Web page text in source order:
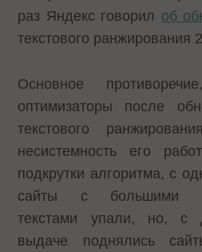
раз Яндекс говорил об
текстового ранжирования
Основное
оптимизаторы после
текстового
несистемность его
подкрутки алгоритма, с
сайты с большими
текстами упали, но, с
выдаче поднялись